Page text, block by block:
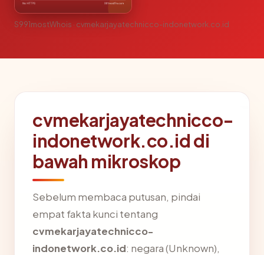
S991mostWhois · cvmekarjayatechnicco-indonetwork.co.id
cvmekarjayatechnicco-
indonetwork.co.id di
bawah mikroskop
Sebelum membaca putusan, pindai
empat fakta kunci tentang
cvmekarjayatechnicco-
indonetwork.co.id: negara (Unknown),